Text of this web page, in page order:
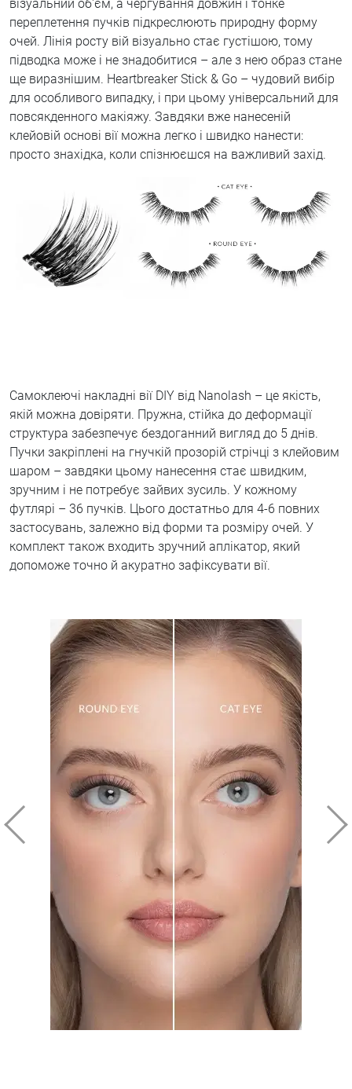
візуальний об'єм, а чергування довжин і тонке
переплетення пучків підкреслюють природну форму
очей. Лінія росту вій візуально стає густішою, тому
підводка може і не знадобитися – але з нею образ стане
ще виразнішим. Heartbreaker Stick & Go – чудовий вибір
для особливого випадку, і при цьому універсальний для
повсякденного макіяжу. Завдяки вже нанесеній
клейовій основі вії можна легко і швидко нанести:
просто знахідка, коли спізнюєшся на важливий захід.
Самоклеючі накладні вії DIY від Nanolash – це якість,
якій можна довіряти. Пружна, стійка до деформації
структура забезпечує бездоганний вигляд до 5 днів.
Пучки закріплені на гнучкій прозорій стрічці з клейовим
шаром – завдяки цьому нанесення стає швидким,
зручним і не потребує зайвих зусиль. У кожному
футлярі – 36 пучків. Цього достатньо для 4-6 повних
застосувань, залежно від форми та розміру очей. У
комплект також входить зручний аплікатор, який
допоможе точно й акуратно зафіксувати вії.